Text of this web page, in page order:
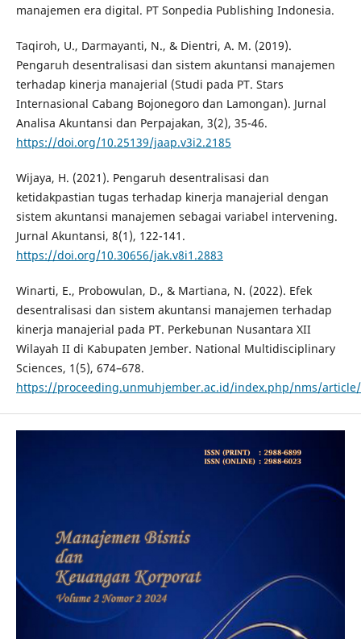
manajemen era digital. PT Sonpedia Publishing Indonesia.
Taqiroh, U., Darmayanti, N., & Dientri, A. M. (2019).
Pengaruh desentralisasi dan sistem akuntansi manajemen
terhadap kinerja manajerial (Studi pada PT. Stars
Internasional Cabang Bojonegoro dan Lamongan). Jurnal
Analisa Akuntansi dan Perpajakan, 3(2), 35-46.
https://doi.org/10.25139/jaap.v3i2.2185
Wijaya, H. (2021). Pengaruh desentralisasi dan
ketidakpastian tugas terhadap kinerja manajerial dengan
sistem akuntansi manajemen sebagai variabel intervening.
Jurnal Akuntansi, 8(1), 122-141.
https://doi.org/10.30656/jak.v8i1.2883
Winarti, E., Probowulan, D., & Martiana, N. (2022). Efek
desentralisasi dan sistem akuntansi manajemen terhadap
kinerja manajerial pada PT. Perkebunan Nusantara XII
Wilayah II di Kabupaten Jember. National Multidisciplinary
Sciences, 1(5), 674–678.
https://proceeding.unmuhjember.ac.id/index.php/nms/